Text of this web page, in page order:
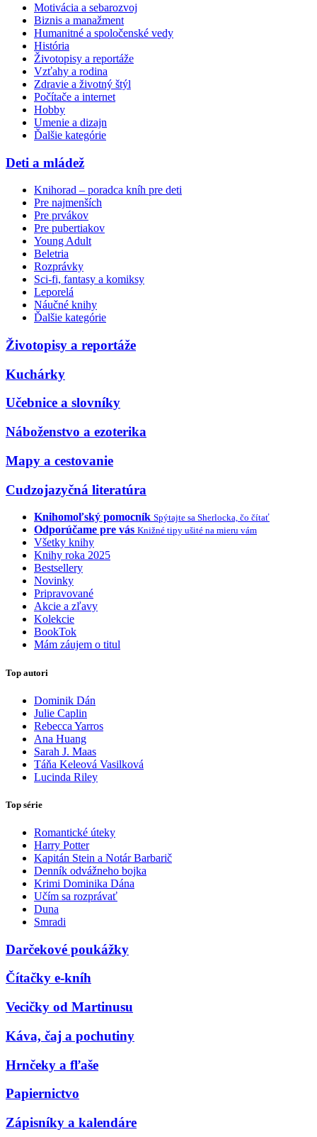
Motivácia a sebarozvoj
Biznis a manažment
Humanitné a spoločenské vedy
História
Životopisy a reportáže
Vzťahy a rodina
Zdravie a životný štýl
Počítače a internet
Hobby
Umenie a dizajn
Ďalšie kategórie
Deti a mládež
Knihorad – poradca kníh pre deti
Pre najmenších
Pre prvákov
Pre pubertiakov
Young Adult
Beletria
Rozprávky
Sci-fi, fantasy a komiksy
Leporelá
Náučné knihy
Ďalšie kategórie
Životopisy a reportáže
Kuchárky
Učebnice a slovníky
Náboženstvo a ezoterika
Mapy a cestovanie
Cudzojazyčná literatúra
Knihomoľský pomocník Spýtajte sa Sherlocka, čo čítať
Odporúčame pre vás Knižné tipy ušité na mieru vám
Všetky knihy
Knihy roka 2025
Bestsellery
Novinky
Pripravované
Akcie a zľavy
Kolekcie
BookTok
Mám záujem o titul
Top autori
Dominik Dán
Julie Caplin
Rebecca Yarros
Ana Huang
Sarah J. Maas
Táňa Keleová Vasilková
Lucinda Riley
Top série
Romantické úteky
Harry Potter
Kapitán Stein a Notár Barbarič
Denník odvážneho bojka
Krimi Dominika Dána
Učím sa rozprávať
Duna
Smradi
Darčekové poukážky
Čítačky e-kníh
Vecičky od Martinusu
Káva, čaj a pochutiny
Hrnčeky a fľaše
Papiernictvo
Zápisníky a kalendáre